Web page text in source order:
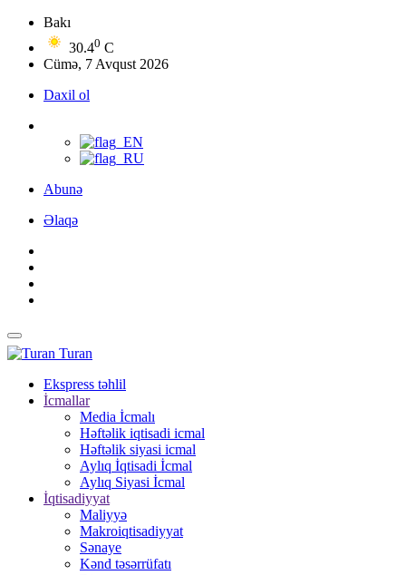
Bakı
30.40 C
Cümə, 7 Avqust 2026
Daxil ol
Abunə
Əlaqə
Turan
Ekspress təhlil
İcmallar
Media İcmalı
Həftəlik iqtisadi icmal
Həftəlik siyasi icmal
Aylıq İqtisadi İcmal
Aylıq Siyasi İcmal
İqtisadiyyat
Maliyyə
Makroiqtisadiyyat
Sənaye
Kənd təsərrüfatı